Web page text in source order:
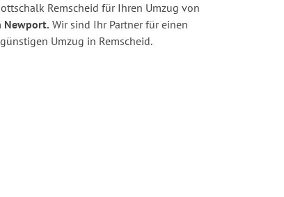
Remscheid für Ihren Umzug von
Newport. Wir sind Ihr Partner für einen
Umzug in Remscheid.